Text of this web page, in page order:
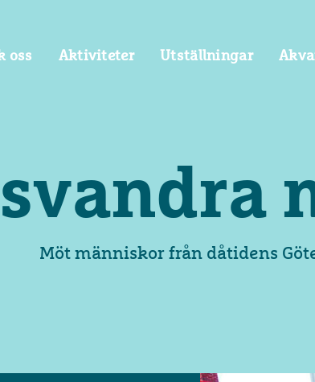
oss Aktiviteter Utställningar
Möt människor från dåtidens